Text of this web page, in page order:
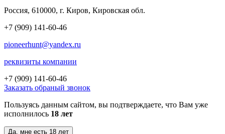
Россия, 610000, г. Киров, Кировская обл.
+7 (909) 141-60-46
pioneerhunt@yandex.ru
реквизиты компании
+7 (909) 141-60-46
Заказать обраный звонок
Пользуясь данным сайтом, вы подтверждаете, что Вам уже
исполнилось 18 лет
Да, мне есть 18 лет